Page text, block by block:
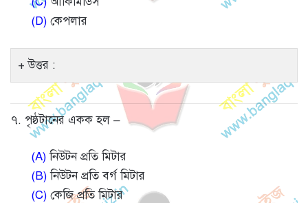
(D) কেপলার
উত্তর :
৭. পৃষ্ঠটানের একক হল –
(A)নিউটন প্রতি মিটার
(B)নিউটন প্রতি বর্গ মিটার
(C) কেজি প্রতি মিটার